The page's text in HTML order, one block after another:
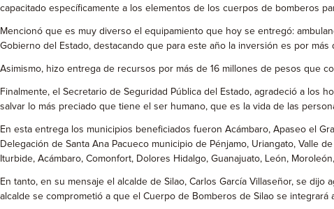
capacitado específicamente a los elementos de los cuerpos de bomberos
Mencionó que es muy diverso el equipamiento que hoy se entregó:
Gobierno del Estado, destacando que para este año la inversión es por
Asimismo, hizo entrega de recursos por más de 16 millones de pesos que
Finalmente, el Secretario de Seguridad Pública del Estado, agradeció a los
salvar lo más preciado que tiene el ser humano, que es la vida de las
En esta entrega los municipios beneficiados fueron Acámbaro, Apaseo el
Delegación de Santa Ana Pacueco municipio de Pénjamo, Uriangato, Valle
Iturbide, Acámbaro, Comonfort, Dolores Hidalgo, Guanajuato, León,
En tanto, en su mensaje el alcalde de Silao, Carlos García Villaseñor, se
alcalde se comprometió a que el Cuerpo de Bomberos de Silao se